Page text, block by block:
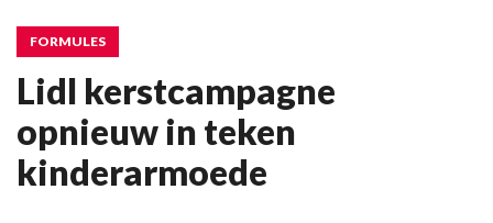
FORMULES
Lidl kerstcampagne
opnieuw in teken
kinderarmoede